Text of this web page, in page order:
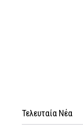
Τελευταία Νέα